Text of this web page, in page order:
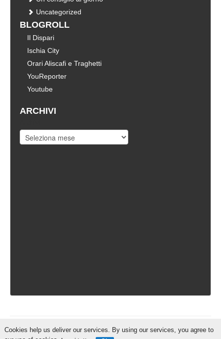
Uncategorized
BLOGROLL
Il Dispari
Ischia City
Orari Aliscafi e Traghetti
YouReporter
Youtube
ARCHIVI
IschiaReporter.it - Curato daPietro Coppa
Cookies help us deliver our services. By using our services, you agree to